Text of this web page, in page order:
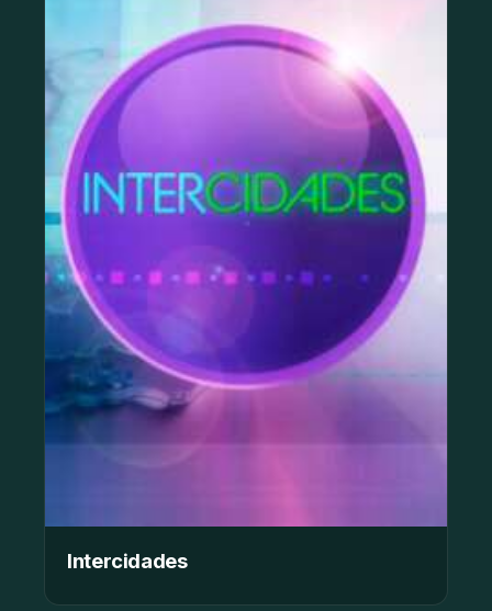
Intercidades